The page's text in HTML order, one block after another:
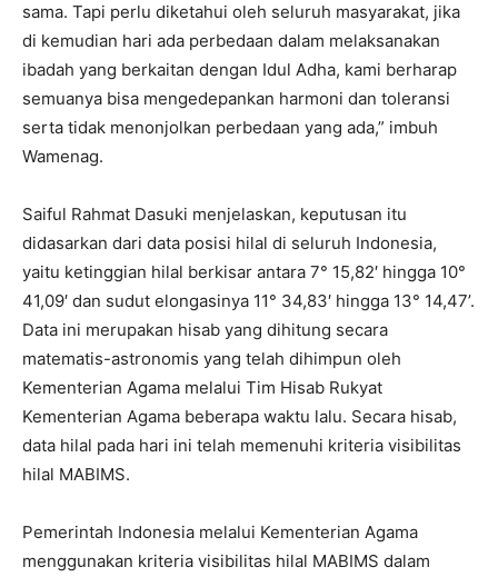
sama. Tapi perlu diketahui oleh seluruh masyarakat, jika
di kemudian hari ada perbedaan dalam melaksanakan
ibadah yang berkaitan dengan Idul Adha, kami berharap
semuanya bisa mengedepankan harmoni dan toleransi
serta tidak menonjolkan perbedaan yang ada,” imbuh
Wamenag.
Saiful Rahmat Dasuki menjelaskan, keputusan itu
didasarkan dari data posisi hilal di seluruh Indonesia,
yaitu ketinggian hilal berkisar antara 7° 15,82′ hingga 10°
41,09′ dan sudut elongasinya 11° 34,83′ hingga 13° 14,47’.
Data ini merupakan hisab yang dihitung secara
matematis-astronomis yang telah dihimpun oleh
Kementerian Agama melalui Tim Hisab Rukyat
Kementerian Agama beberapa waktu lalu. Secara hisab,
data hilal pada hari ini telah memenuhi kriteria visibilitas
hilal MABIMS.
Pemerintah Indonesia melalui Kementerian Agama
menggunakan kriteria visibilitas hilal MABIMS dalam